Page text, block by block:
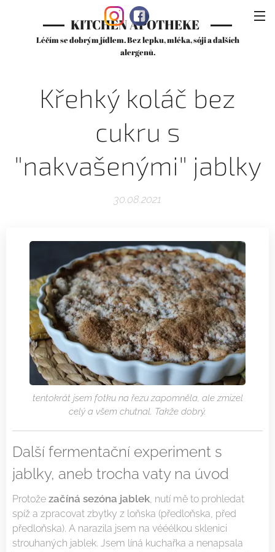
KITCHEN APOTHEKE
Léčím se dobrým jídlem. Bez lepku, mléka, sóji a dalších
alergenů.
Křehký koláč bez
cukru s
"nakvašenými" jablky
30.08.2021
tentokrát jsem fotku na řezu zapomněla, ale zmizel
celý a všem chutnal. Takže dobrý.
Další fermentační experiment s
jablky, aneb trocha vaty na úvod
Protože začíná sezóna jablek, nutí mě to prohledat
spíž a zpracovat zbytky z loňska (předloňska, před
předloňska). A narazila jsem na vééélkou sklenici
strouhaných jablek. Jsem líná kuchařka a nenapsala